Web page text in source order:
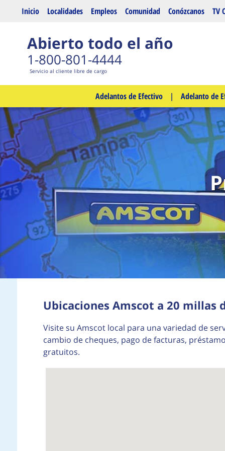
Saltar al contenido principal
Inicio Localidades Empleos Comunidad Conózcanos TV
Abierto todo el año
1-800-801-4444
Servicio al cliente libre de cargo
Adelantos de Efectivo | Adelanto de
Ubicaciones Amscot a 20 millas
Visite su Amscot local para una variedad de
cambio de cheques, pago de facturas,
gratuitos.